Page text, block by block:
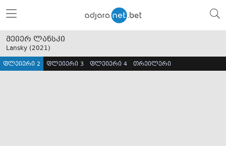
მეიერ ლანსკი
Lansky (2021)
ფლეიერი 2 ფლეიერი 3 ფლეიერი 4 თრეილერი